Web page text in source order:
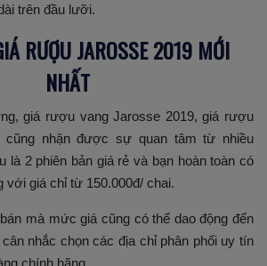
trên đầu lưỡi.
RƯỢU JAROSSE 2019 MỚI
NHẤT
giá rượu vang Jarosse 2019, giá rượu
cũng nhận được sự quan tâm từ nhiều
là 2 phiên bản giá rẻ và bạn hoàn toàn có
với giá chỉ từ 150.000đ/ chai.
mà mức giá cũng có thể dao động đến
nhắc chọn các địa chỉ phân phối uy tín
chính hãng.